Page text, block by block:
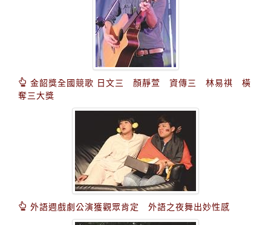
金韶獎全國競歌 日文三 顏靜萱 資傳三 林易祺 橫
奪三大獎
外語週戲劇公演獲觀眾肯定 外語之夜舞出妙性感